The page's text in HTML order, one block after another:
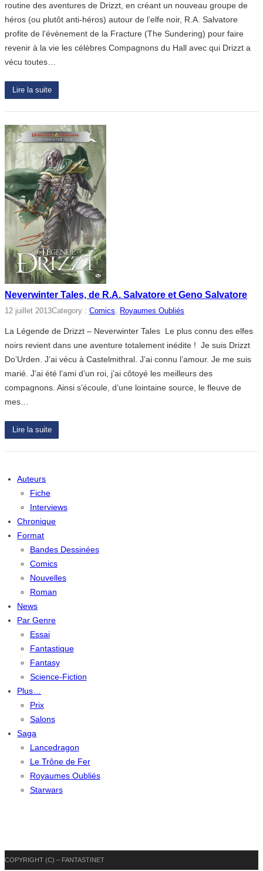
routine des aventures de Drizzt, en créant un nouveau groupe de
héros (ou plutôt anti-héros) autour de l’elfe noir, R.A. Salvatore
profite de l’évènement de la Fracture (The Sundering) pour faire
revenir à la vie les célèbres Compagnons du Hall avec qui Drizzt a
vécu toutes…
Lire la suite
Neverwinter Tales, de R.A. Salvatore et Geno Salvatore
12 juillet 2013Category : Comics, Royaumes Oubliés
La Légende de Drizzt – Neverwinter Tales Le plus connu des elfes
noirs revient dans une aventure totalement inédite ! Je suis Drizzt
Do’Urden. J’ai vécu à Castelmithral. J’ai connu l’amour. Je me suis
marié. J’ai été l’ami d’un roi, j’ai côtoyé les meilleurs des
compagnons. Ainsi s’écoule, d’une lointaine source, le fleuve de
mes…
Lire la suite
Auteurs
Fiche
Interviews
Chronique
Format
Bandes Dessinées
Comics
Nouvelles
Roman
News
Par Genre
Essai
Fantastique
Fantasy
Science-Fiction
Plus…
Prix
Salons
Saga
Lancedragon
Le Trône de Fer
Royaumes Oubliés
Starwars
COPYRIGHT (C) – FANTASTINET